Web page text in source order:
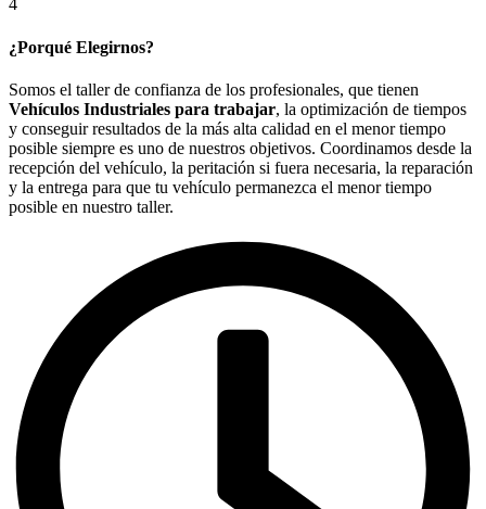
4
¿Porqué Elegirnos?
Somos el taller de confianza de los profesionales, que tienen
Vehículos Industriales para trabajar, la optimización de tiempos
y conseguir resultados de la más alta calidad en el menor tiempo
posible siempre es uno de nuestros objetivos. Coordinamos desde la
recepción del vehículo, la peritación si fuera necesaria, la reparación
y la entrega para que tu vehículo permanezca el menor tiempo
posible en nuestro taller.